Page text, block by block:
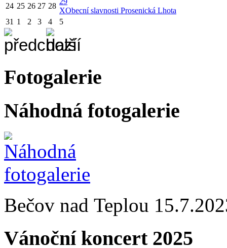
24 25 26 27 28
XObecní slavnosti Prosenická Lhota
31 1 2 3 4 5
Fotogalerie
Náhodná fotogalerie
Bečov nad Teplou
Vánoční koncert 2025